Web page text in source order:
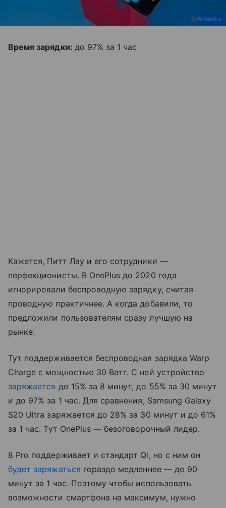
Время зарядки: до 97% за 1 час
Кажется, Питт Лау и его сотрудники —
перфекционисты. В OnePlus до 2020 года
игнорировали беспроводную зарядку, считая
проводную практичнее. А когда добавили, то
предложили пользователям сразу лучшую на
рынке.
Тут поддерживается беспроводная зарядка Warp
Charge с мощностью 30 Ватт. С ней устройство
заряжается до 15% за 8 минут, до 55% за 30 минут
и до 97% за 1 час. Для сравнения, Samsung Galaxy
S20 Ultra заряжается до 28% за 30 минут и до 61%
за 1 час. Тут OnePlus — безоговорочный лидер.
8 Pro поддерживает и стандарт Qi, но с ним он
будет заряжаться гораздо медленнее — до 90
минут за 1 час. Поэтому чтобы использовать
возможности смартфона на максимум, нужно